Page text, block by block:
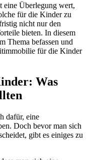
Überlegung wert,
für die Kinder zu
nicht nur den
bieten. In diesem
Thema befassen und
für die Kinder
Was
dafür, eine
Doch bevor man sich
gibt es einiges zu